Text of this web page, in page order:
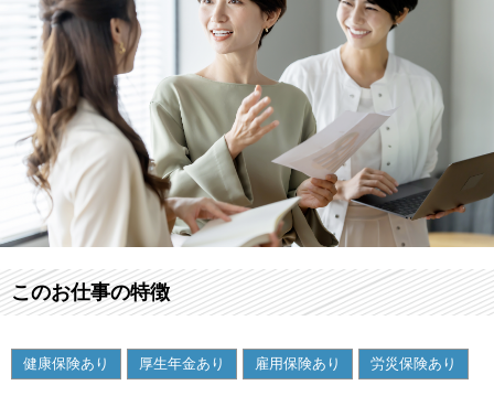
このお仕事の特徴
健康保険あり 厚生年金あり 雇用保険あり 労災保険あり